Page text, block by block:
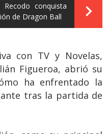
Recodo conquista
de Dragon Ball
con TV y Novelas,
Figueroa, abrió su
ha enfrentado la
tras la partida de